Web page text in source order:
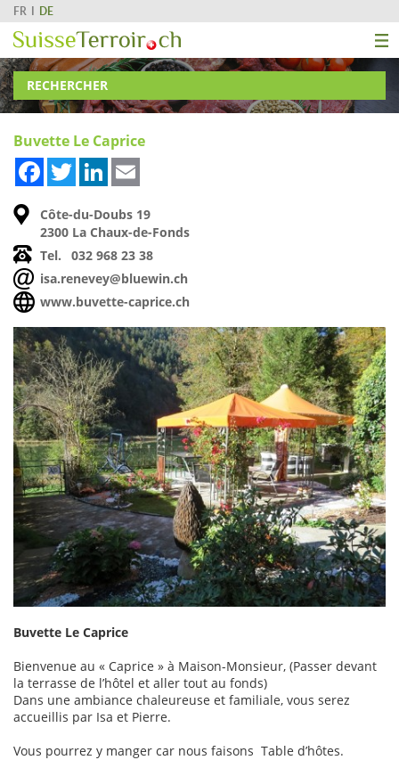
FR DE
RECHERCHER
Buvette Le Caprice
FacebookTwitterLinkedIn
Côte-du-Doubs 19
2300 La Chaux-de-Fonds
Tel.
032 968 23 38
isa.renevey@bluewin.ch
www.buvette-caprice.ch
Buvette Le Caprice
Bienvenue au « Caprice » à Maison-Monsieur, (Passer devant
la terrasse de l’hôtel et aller tout au fonds)
Dans une ambiance chaleureuse et familiale, vous serez
accueillis par Isa et Pierre.
Vous pourrez y manger car nous faisons Table d’hôtes.